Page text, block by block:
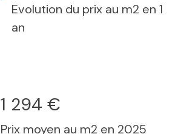
Evolution du prix au m2 en 1
an
1 294 €
Prix moyen au m2 en 2025